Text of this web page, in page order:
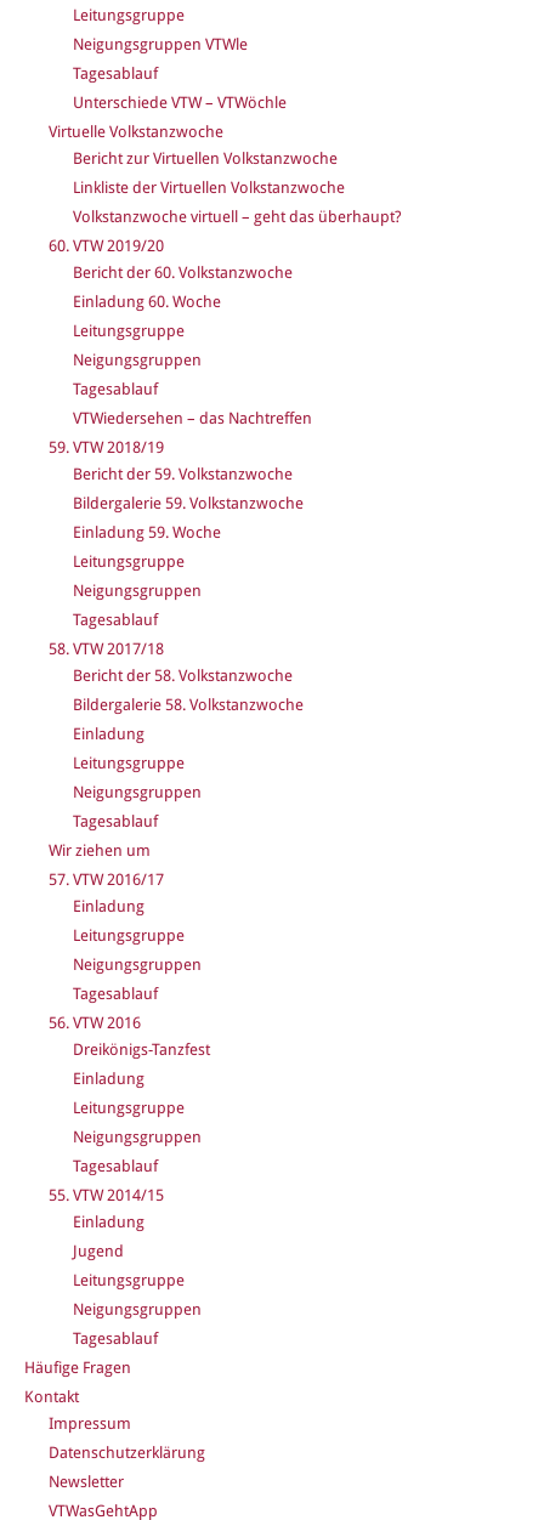
Leitungsgruppe
Neigungsgruppen VTWle
Tagesablauf
Unterschiede VTW – VTWöchle
Virtuelle Volkstanzwoche
Bericht zur Virtuellen Volkstanzwoche
Linkliste der Virtuellen Volkstanzwoche
Volkstanzwoche virtuell – geht das überhaupt?
60. VTW 2019/20
Bericht der 60. Volkstanzwoche
Einladung 60. Woche
Leitungsgruppe
Neigungsgruppen
Tagesablauf
VTWiedersehen – das Nachtreffen
59. VTW 2018/19
Bericht der 59. Volkstanzwoche
Bildergalerie 59. Volkstanzwoche
Einladung 59. Woche
Leitungsgruppe
Neigungsgruppen
Tagesablauf
58. VTW 2017/18
Bericht der 58. Volkstanzwoche
Bildergalerie 58. Volkstanzwoche
Einladung
Leitungsgruppe
Neigungsgruppen
Tagesablauf
Wir ziehen um
57. VTW 2016/17
Einladung
Leitungsgruppe
Neigungsgruppen
Tagesablauf
56. VTW 2016
Dreikönigs-Tanzfest
Einladung
Leitungsgruppe
Neigungsgruppen
Tagesablauf
55. VTW 2014/15
Einladung
Jugend
Leitungsgruppe
Neigungsgruppen
Tagesablauf
Häufige Fragen
Kontakt
Impressum
Datenschutzerklärung
Newsletter
VTWasGehtApp